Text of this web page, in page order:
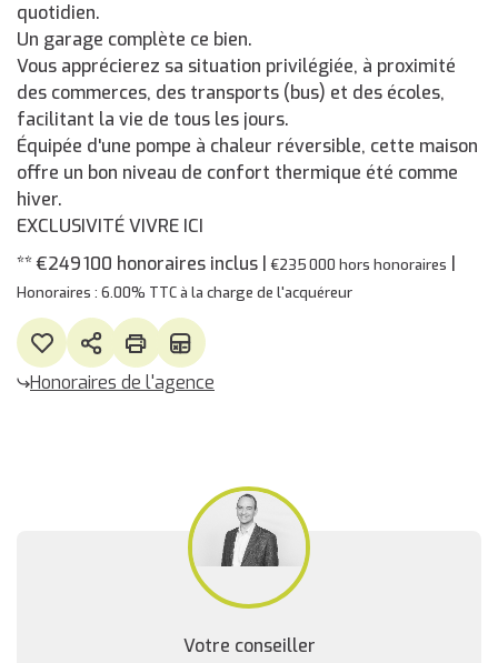
quotidien.
Un garage complète ce bien.
Vous apprécierez sa situation privilégiée, à proximité
des commerces, des transports (bus) et des écoles,
facilitant la vie de tous les jours.
Équipée d'une pompe à chaleur réversible, cette maison
offre un bon niveau de confort thermique été comme
hiver.
EXCLUSIVITÉ VIVRE ICI
** €249 100 honoraires inclus €235 000 hors honoraires
Honoraires : 6.00% TTC à la charge de l'acquéreur
Honoraires de l'agence
Votre conseiller